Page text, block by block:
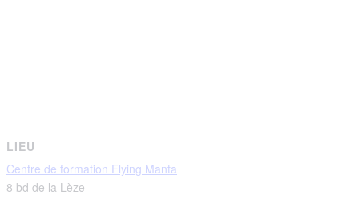
LIEU
Centre de formation Flying Manta
8 bd de la Lèze